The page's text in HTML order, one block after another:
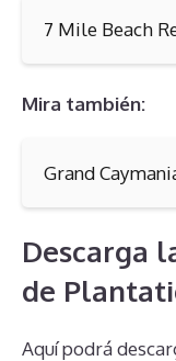
7 Mile Beach
Mira también:
Grand
Descarga
de
Aquí podrá